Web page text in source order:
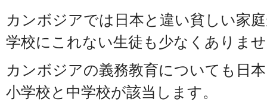
カンボジアでは日本と違い貧しい家
学校にこれない生徒も少なくありま
カンボジアの義務教育についても日
小学校と中学校が該当します。